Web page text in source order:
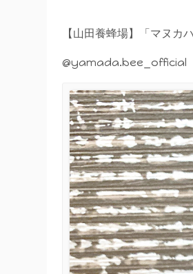
【山田養蜂場】「マヌカ
@yamada.bee_official